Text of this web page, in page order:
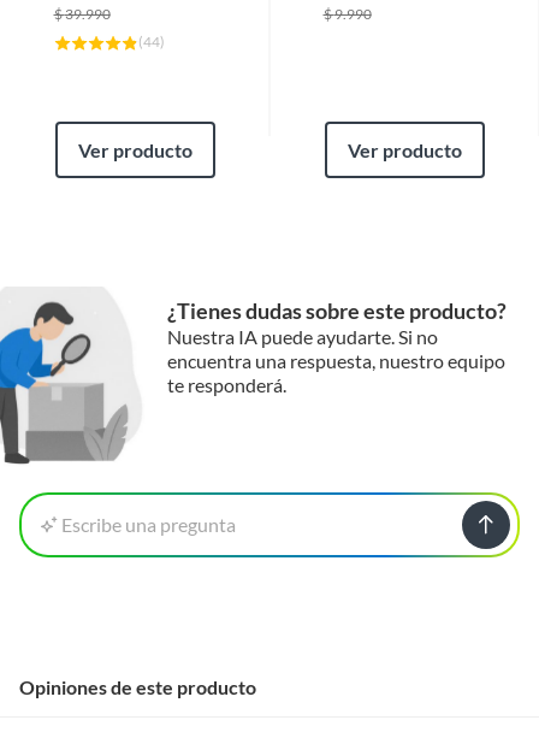
$39.990
(44)
Ver producto
$9.990
Ver producto
¿Tienes dudas sobre este producto?
Nuestra IA puede ayudarte. Si no
encuentra una respuesta, nuestro equipo
te responderá.
Escribe una pregunta
Opiniones de este producto